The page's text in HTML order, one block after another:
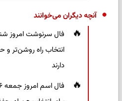
آنچه دیگران می‌خوانند
انتخاب راه روشن‌تر
دارند